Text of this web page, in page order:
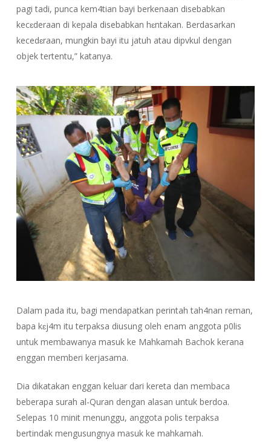
pagi tadi, punca kem4tian bayi berkenaan disebabkan
kecɛderaan di kepala disebabkan hɛntakan. Berdasarkan
kecedɛraan, mungkin bayi itu jatuh atau dipvkul dengan
objek tertentu,” katanya.
Dalam pada itu, bagi mendapatkan perintah tah4nan reman,
bapa kɛj4m itu terpaksa diusung oleh enam anggota p0lis
untuk membawanya masuk ke Mahkamah Bachok kerana
enggan memberi kerjasama.
Dia dikatakan enggan keluar dari kereta dan membaca
beberapa surah al-Quran dengan alasan untuk berdoa.
Selepas 10 minit menunggu, anggota polis terpaksa
bertindak mengusungnya masuk ke mahkamah.